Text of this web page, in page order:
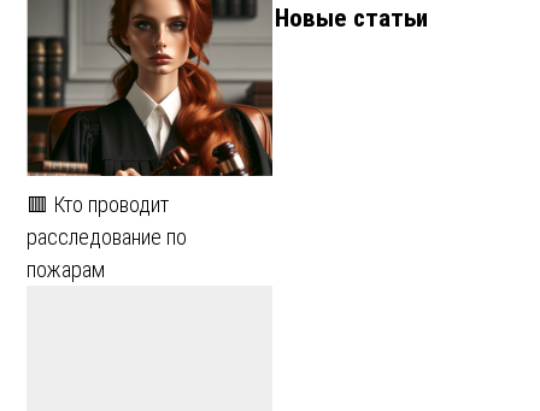
🟥 Кто проводит
расследование по
пожарам
Новые статьи